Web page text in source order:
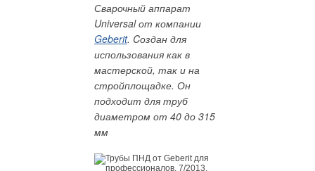
Сварочный аппарат
Universal от компании
Geberit. Cоздан для
использования как в
мастерской, так и на
стройплощадке. Он
подходит для труб
диаметром от 40 до 315
мм
Из прошлого - в будущее